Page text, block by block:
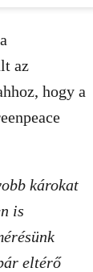
az
hogy a
károkat
is
eltérő